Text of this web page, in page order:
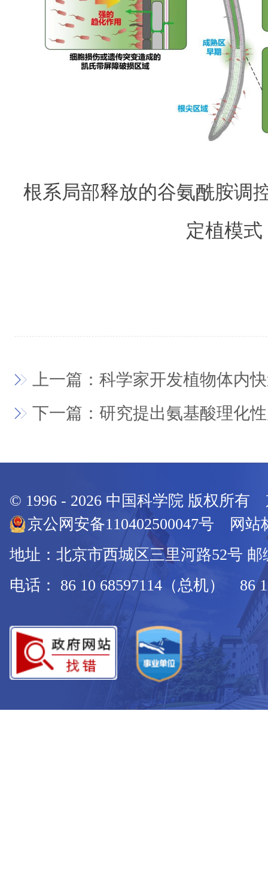
根系局部释放的谷氨酰胺调
定植模式
上一篇：科学家开发植物体内
下一篇：研究提出氨基酸理化
© 1996 - 2026 中国科学院 版权所有
京公网安备110402500047号 网站
地址：北京市西城区三里河路52号 邮
电话： 86 10 68597114（总机） 86